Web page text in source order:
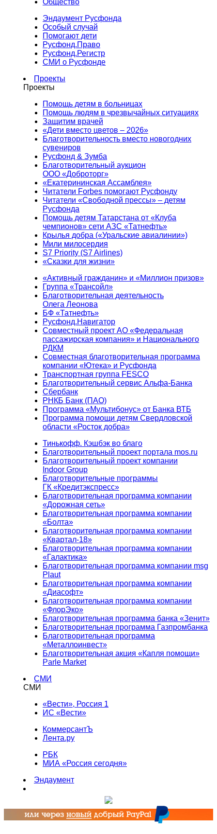
Общество
Эндаумент Русфонда
Особый случай
Помогают дети
Русфонд.Право
Русфонд.Регистр
СМИ о Русфонде
Проекты
Проекты
Помощь детям в больницах
Помощь людям в чрезвычайных ситуациях
Защитим врачей
«Дети вместо цветов – 2026»
Благотворительность вместо новогодних
сувениров
Русфонд & Зумба
Благотворительный аукцион
ООО «Доброторг»
«Екатерининская Ассамблея»
Читатели Forbes помогают Русфонду
Читатели «Свободной прессы» – детям
Русфонда
Помощь детям Татарстана от «Клуба
чемпионов» сети АЗС «Татнефть»
Крылья добра («Уральские авиалинии»)
Мили милосердия
S7 Priority (S7 Airlines)
«Сказки для жизни»
«Активный гражданин» и «Миллион призов»
Группа «Трансойл»
Благотворительная деятельность
Олега Леонова
БФ «Татнефть»
Русфонд.Навигатор
Совместный проект АО «Федеральная
пассажирская компания» и Национального
РДКМ
Совместная благотворительная программа
компании «Ютека» и Русфонда
Транспортная группа FESCO
Благотворительный сервис Альфа-Банка
Сбербанк
РНКБ Банк (ПАО)
Программа «Мультибонус» от Банка ВТБ
Программа помощи детям Свердловской
области «Росток добра»
Тинькофф. Кэшбэк во благо
Благотворительный проект портала mos.ru
Благотворительный проект компании
Indoor Group
Благотворительные программы
ГК «Кредитэкспресс»
Благотворительная программа компании
«Дорожная сеть»
Благотворительная программа компании
«Болта»
Благотворительная программа компании
«Квартал-18»
Благотворительная программа компании
«Галактика»
Благотворительная программа компании msg
Plaut
Благотворительная программа компании
«Диасофт»
Благотворительная программа компании
«ФлорЭко»
Благотворительная программа банка «Зенит»
Благотворительная программа Газпромбанка
Благотворительная программа
«Металлоинвест»
Благотворительная акция «Капля помощи»
Parle Market
СМИ
СМИ
«Вести», Россия 1
ИС «Вести»
КоммерсантЪ
Лента.ру
РБК
МИА «Россия сегодня»
Эндаумент